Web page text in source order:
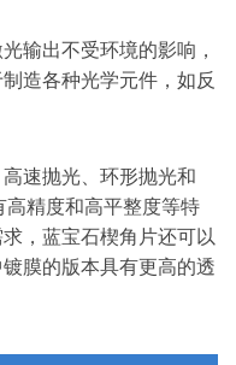
输出不受环境的影响，
造各种光学元件，如反
速抛光、环形抛光和
精度和高平整度等特
，蓝宝石楔角片还可以
膜的版本具有更高的透